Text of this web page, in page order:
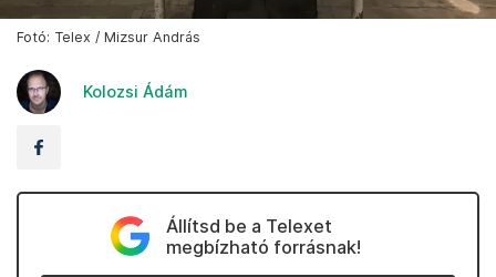
Fotó: Telex / Mizsur András
Kolozsi Ádám
Állítsd be a Telexet
megbízható forrásnak!